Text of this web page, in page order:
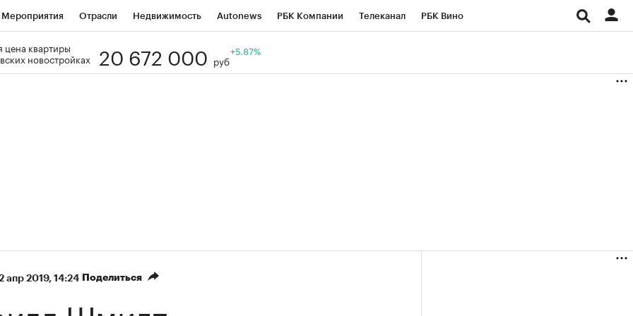
Мероприятия Отрасли Недвижимость Autonews РБК Компании Телеканал РБК Вино
Визионеры
цена квартиры
новостройках
20 672 000 руб
+5.87%
апр 2019, 14:24 Поделиться